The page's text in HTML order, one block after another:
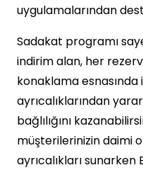
uygulamalarından
Sadakat programı
indirim alan, her
konaklama
ayrıcalıklarından
bağlılığını
müşterilerinizin daimi
ayrıcalıkları